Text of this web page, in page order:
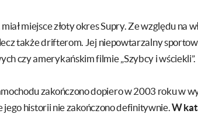
miejsce złoty okres Supry. Ze względu na
także drifterom. Jej niepowtarzalny
czy amerykańskim filmie „Szybcy i wściekli”.
zakończono dopiero w 2003 roku w
jego historii nie zakończono definitywnie.W